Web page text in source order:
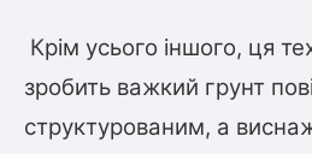
Крім усього іншого, ця
зробить важкий грунт
структурованим, а